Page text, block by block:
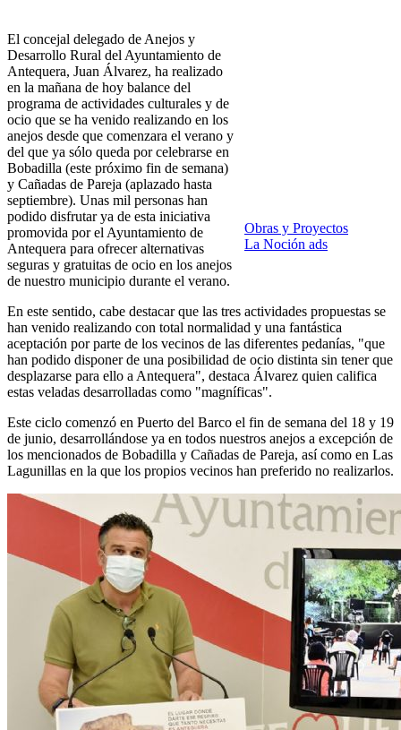
Obras y Proyectos
La Noción ads
El concejal delegado de Anejos y
Desarrollo Rural del Ayuntamiento de
Antequera, Juan Álvarez, ha realizado
en la mañana de hoy balance del
programa de actividades culturales y de
ocio que se ha venido realizando en los
anejos desde que comenzara el verano y
del que ya sólo queda por celebrarse en
Bobadilla (este próximo fin de semana)
y Cañadas de Pareja (aplazado hasta
septiembre). Unas mil personas han
podido disfrutar ya de esta iniciativa
promovida por el Ayuntamiento de
Antequera para ofrecer alternativas
seguras y gratuitas de ocio en los anejos
de nuestro municipio durante el verano.
En este sentido, cabe destacar que las tres actividades propuestas se
han venido realizando con total normalidad y una fantástica
aceptación por parte de los vecinos de las diferentes pedanías, "que
han podido disponer de una posibilidad de ocio distinta sin tener que
desplazarse para ello a Antequera", destaca Álvarez quien califica
estas veladas desarrolladas como "magníficas".
Este ciclo comenzó en Puerto del Barco el fin de semana del 18 y 19
de junio, desarrollándose ya en todos nuestros anejos a excepción de
los mencionados de Bobadilla y Cañadas de Pareja, así como en Las
Lagunillas en la que los propios vecinos han preferido no realizarlos.